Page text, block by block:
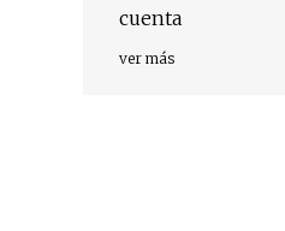
cuenta
ver más